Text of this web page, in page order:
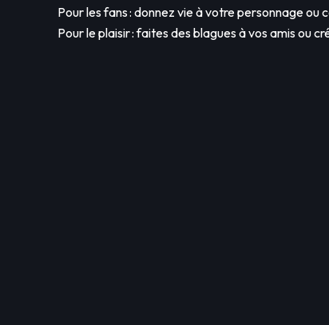
Pour les fans : donnez vie à votre personnage ou
Pour le plaisir : faites des blagues à vos amis ou